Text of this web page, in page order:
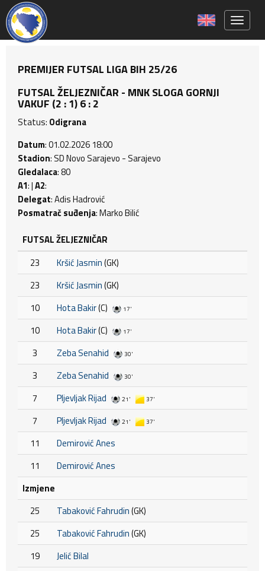
PREMIJER FUTSAL LIGA BIH 25/26
FUTSAL ŽELJEZNIČAR - MNK SLOGA GORNJI
VAKUF (2 : 1) 6 : 2
Status: Odigrana
Datum: 01.02.2026 18:00
Stadion: SD Novo Sarajevo - Sarajevo
Gledalaca: 80
A1: |A2:
Delegat: Adis Hadrović
Posmatrač suđenja: Marko Bilić
FUTSAL ŽELJEZNIČAR
23
Kršić Jasmin(GK)
23
Kršić Jasmin(GK)
10
Hota Bakir(C) 17'
10 Hota Bakir(C) 17'
3 Zeba Senahid 30'
3 Zeba Senahid 30'
7 Pljevljak Rijad 21' 37'
7 Pljevljak Rijad 21' 37'
11
Demirović Anes
11
Demirović Anes
Izmjene
25
Tabaković Fahrudin(GK)
25
Tabaković Fahrudin(GK)
19
Jelić Bilal